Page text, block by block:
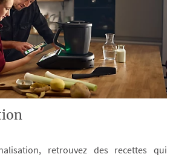
retrouvez des recettes qui